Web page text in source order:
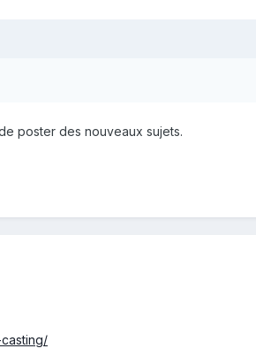
poster des nouveaux sujets.